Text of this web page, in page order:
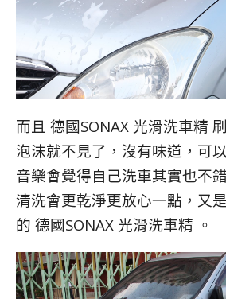
而且 德國SONAX 光滑洗車精
泡沫就不見了，沒有味道，可
音樂會覺得自己洗車其實也不
清洗會更乾淨更放心一點，又
的 德國SONAX 光滑洗車精 。